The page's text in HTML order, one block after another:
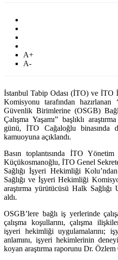
A+
A-
İstanbul Tabip Odası (İTO) ve İTO
Komisyonu tarafından
Güvenlik Birimlerine (OSGB)
Çalışma Yaşamı” başlıklı
günü, İTO Cağaloğlu binasında
kamuoyuna açıklandı.
Basın toplantısında İTO
Küçükosmanoğlu, İTO Genel
Sağlığı İşyeri Hekimliği
Sağlığı ve İşyeri Hekimliği
araştırma yürütücüsü Halk
aldı.
OSGB’lere bağlı iş yerlerinde
çalışma koşullarını, çalışma
işyeri hekimliği uygulamalarını;
anlamını, işyeri hekimlerinin
koyan araştırma raporunu Dr.